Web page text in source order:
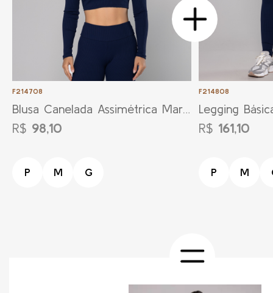
F214708
Blusa Canelada Assimétrica Marin
ho
R$ 98,10
P M G
F214808
Legging
nho
R$ 161,10
P M